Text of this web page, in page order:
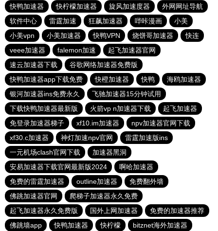
快鸭加速器
快柠檬加速器 旋风加速度器
外网网址导航
软件中心
雷霆加速 狂飙加速器 哔咔漫画
小美
小美vpn
小美加速器 快鸭VPN 烧饼哥加速器
快连
veee加速器
falemon加速
起飞加速器官网
速云加速器下载
谷歌网络加速器免费版
快鸭加速器app下载免费
快橙加速器 快鸭
海鸥加速器
银河加速器ins免费永久
飞驰加速器15分钟试用
下载快鸭加速器最新版
火箭vp n加速器下载
起飞加速器
免登录加速器梯子
xf10.im加速器
npv加速器官网下载
xf30.c加速器
神灯加速npv官网
雷霆加速版ins
一元机场clash官网下载
加速器黑洞
安易加速器下载官网最新版2024
啊哈加速器
免费的雷霆加速器
outline加速器
免费翻外墙
佛跳加速器官网
爬梯子加速器永久免费
起飞加速器永久免费版
国外上网加速器
免费的加速器推荐
佛跳墙app
快鸭加速器 快柠檬 bitznet海外加速器